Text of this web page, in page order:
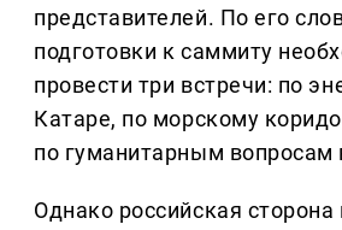
представителей. По его
подготовки к саммиту
провести три встречи: по
Катаре, по морскому
по гуманитарным вопросам
Однако российская